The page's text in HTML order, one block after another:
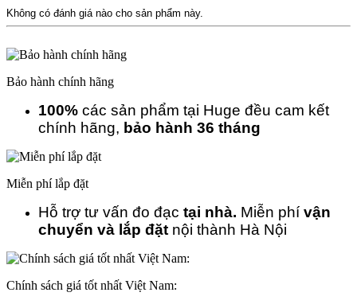
Không có đánh giá nào cho sản phẩm này.
Bảo hành chính hãng
100% các sản phẩm tại Huge đều cam kết
chính hãng, bảo hành 36 tháng
Miễn phí lắp đặt
Hỗ trợ tư vấn đo đạc tại nhà. Miễn phí vận
chuyển và lắp đặt nội thành Hà Nội
Chính sách giá tốt nhất Việt Nam: